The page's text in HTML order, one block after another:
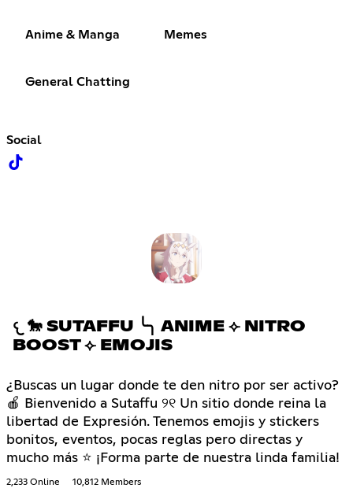
Anime & Manga Memes
General Chatting
Social
𐔌 🐎 SUTAFFU ╰╮ ANIME ⟣ NITRO
BOOST ⟣ EMOJIS
¿Buscas un lugar donde te den nitro por ser activo?
🍎 Bienvenido a Sutaffu ୨୧ Un sitio donde reina la
libertad de Expresión. Tenemos emojis y stickers
bonitos, eventos, pocas reglas pero directas y
mucho más ⭐ ¡Forma parte de nuestra linda familia!
2,233 Online 10,812 Members